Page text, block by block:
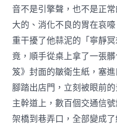
音不是引擎聲，也不是正
大的、消化不良的胃在哀
重干擾了他蒜泥的「寧靜
竟，順手從桌上拿了一張
笈》封面的皺衛生紙，塞
腳踏出店門，立刻被眼前
主幹道上，數百個交通信
架橋到巷弄口，全部變成